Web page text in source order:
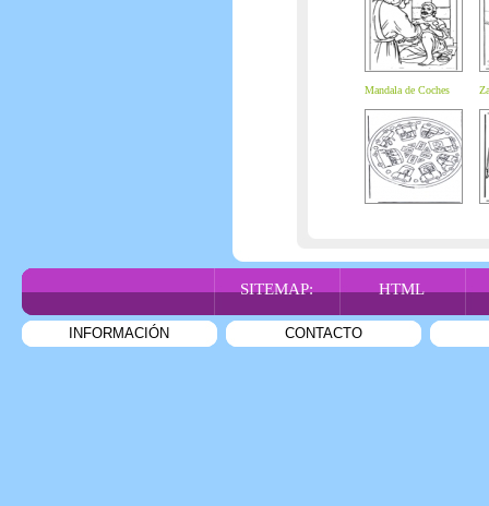
Mandala de Coches
SITEMAP: HTML
INFORMACIÓN CONTACTO